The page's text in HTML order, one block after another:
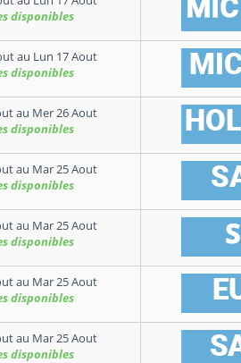
disponibles
au Lun 17 Aout
disponibles
au Mer 26 Aout
disponibles
au Mar 25 Aout
disponibles
au Mar 25 Aout
disponibles
au Mar 25 Aout
disponibles
au Mar 25 Aout
disponibles